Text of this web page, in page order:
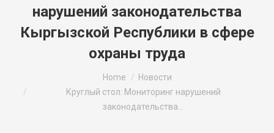
нарушений законодательства
Кыргызской Республики в сфере
охраны труда
Home
Новости
Круглый стол: Мониторинг нарушений
законодательства…